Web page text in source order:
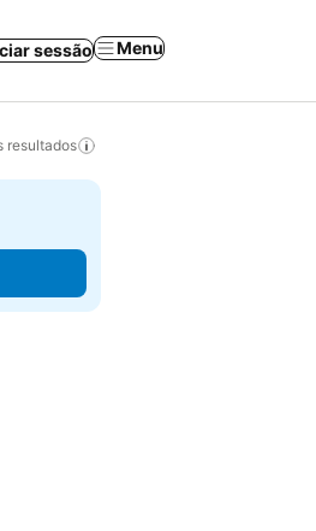
sessão Menu
resultados